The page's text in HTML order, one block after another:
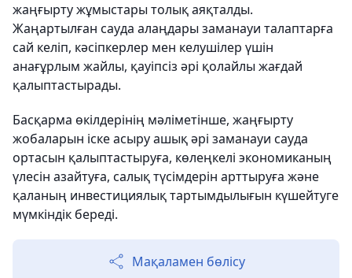
жаңғырту жұмыстары толық аяқталды.
Жаңартылған сауда алаңдары заманауи талаптарға
сай келіп, кәсіпкерлер мен келушілер үшін
анағұрлым жайлы, қауіпсіз әрі қолайлы жағдай
қалыптастырады.
Басқарма өкілдерінің мәліметінше, жаңғырту
жобаларын іске асыру ашық әрі заманауи сауда
ортасын қалыптастыруға, көлеңкелі экономиканың
үлесін азайтуға, салық түсімдерін арттыруға және
қаланың инвестициялық тартымдылығын күшейтуге
мүмкіндік береді.
Мақаламен бөлісу